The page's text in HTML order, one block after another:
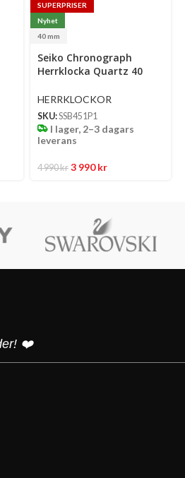
SUPERPRISER
Nyhet
40 mm
Select
options
Seiko Chronograph
Herrklocka Quartz 40
Urtavla Med Stållänk
HERRKLOCKOR
SKU:SSB451P1
I lager, 2–3 dagars
leverans
4 990kr 3 990kr
❤️